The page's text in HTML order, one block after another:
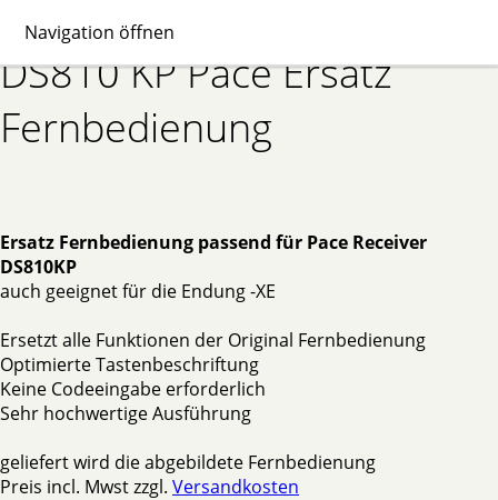
Navigation öffnen
DS810 KP Pace Ersatz
Fernbedienung
Ersatz Fernbedienung passend für Pace Receiver
DS810KP
auch geeignet für die Endung -XE
Ersetzt alle Funktionen der Original Fernbedienung
Optimierte Tastenbeschriftung
Keine Codeeingabe erforderlich
Sehr hochwertige Ausführung
geliefert wird die abgebildete Fernbedienung
Preis incl. Mwst zzgl. Versandkosten